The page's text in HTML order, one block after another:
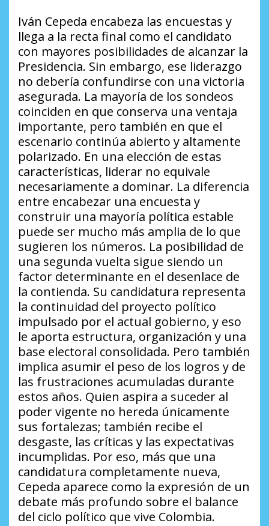
Iván Cepeda encabeza las encuestas y
llega a la recta final como el candidato
con mayores posibilidades de alcanzar la
Presidencia. Sin embargo, ese liderazgo
no debería confundirse con una victoria
asegurada. La mayoría de los sondeos
coinciden en que conserva una ventaja
importante, pero también en que el
escenario continúa abierto y altamente
polarizado. En una elección de estas
características, liderar no equivale
necesariamente a dominar. La diferencia
entre encabezar una encuesta y
construir una mayoría política estable
puede ser mucho más amplia de lo que
sugieren los números. La posibilidad de
una segunda vuelta sigue siendo un
factor determinante en el desenlace de
la contienda. Su candidatura representa
la continuidad del proyecto político
impulsado por el actual gobierno, y eso
le aporta estructura, organización y una
base electoral consolidada. Pero también
implica asumir el peso de los logros y de
las frustraciones acumuladas durante
estos años. Quien aspira a suceder al
poder vigente no hereda únicamente
sus fortalezas; también recibe el
desgaste, las críticas y las expectativas
incumplidas. Por eso, más que una
candidatura completamente nueva,
Cepeda aparece como la expresión de un
debate más profundo sobre el balance
del ciclo político que vive Colombia.